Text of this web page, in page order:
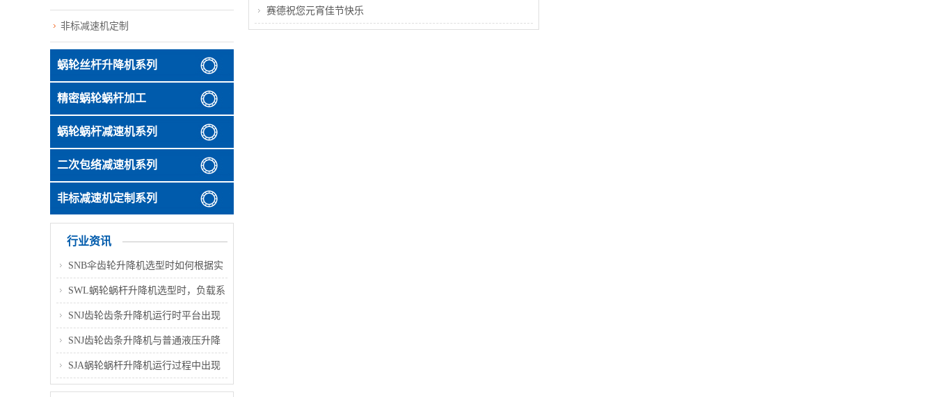
赛德祝您元宵佳节快乐
非标减速机定制
蜗轮丝杆升降机系列
精密蜗轮蜗杆加工
蜗轮蜗杆减速机系列
二次包络减速机系列
非标减速机定制系列
行业资讯
SNB伞齿轮升降机选型时如何根据实
际顶升负载与行程判断丝杆类型（梯
形丝杆 / 滚珠丝杆），分别适配哪些
应用场景？
SWL蜗轮蜗杆升降机选型时，负载系
数该如何合理选取？不同工况对应的
系数取值范围和选型要点是什么？
SNJ齿轮齿条升降机运行时平台出现
轻微倾斜、多台同步偏差变大，主要
诱因及整改方案是什么？
SNJ齿轮齿条升降机与普通液压升降
机相比，在高层连续升降作业场景中
具备哪些优势，适配哪些具体工况？
SJA蜗轮蜗杆升降机运行过程中出现
升降卡顿、动作不顺畅，常见诱因与